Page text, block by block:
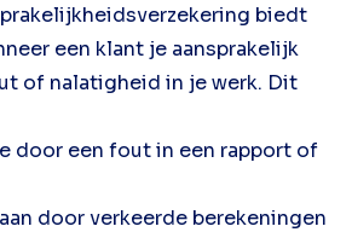
biedt
een klant je aansprakelijk
of nalatigheid in je werk. Dit
door een fout in een rapport of
door verkeerde berekeningen